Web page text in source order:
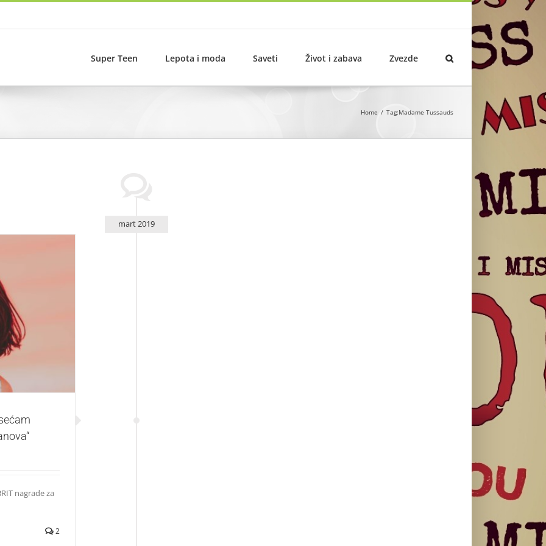
Super Teen Lepota i moda Saveti Život i zabava Zvezde
Home Tag:Madame Tussauds
mart 2019
da budem
nagrade za
2